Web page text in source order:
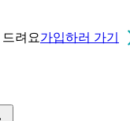
드려요가입하러 가기